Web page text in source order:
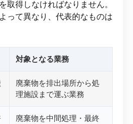
取得しなければなりません。
って異なり、代表的なものは
対象となる業務
廃棄物を排出場所から処
理施設まで運ぶ業務
廃棄物を中間処理・最終